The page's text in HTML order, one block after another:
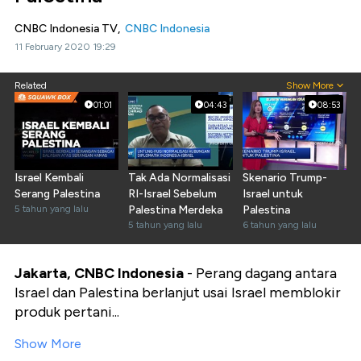
CNBC Indonesia TV, CNBC Indonesia
11 February 2020 19:29
Related Show More
01:01
Israel Kembali
Serang Palestina
5 tahun yang lalu
04:43
Tak Ada Normalisasi
RI-Israel Sebelum
Palestina Merdeka
5 tahun yang lalu
08:53
Skenario Trump-
Israel untuk
Palestina
6 tahun yang lalu
Jakarta, CNBC Indonesia - Perang dagang antara
Israel dan Palestina berlanjut usai Israel memblokir
produk pertani...
Show More